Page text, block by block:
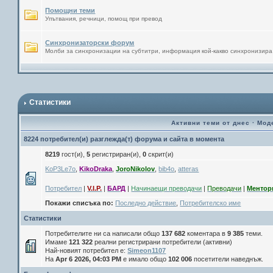
Помощни теми
Упътвания, речници, помощ при превод
Синхронизаторски форум
Молби за синхронизации на субтитри, информация кой-какво синхронизира
Статистики
Активни теми от днес ·
8224 потребител(и) разглежда(т) форума и сайта в момента
8219 гост(и),5 регистриран(и),0 скрит(и)
KoP3Le7o ,KikoDraka ,JoroNikolov ,bib4o ,atteras
Потребител |V.I.P. |БАРД | Начинаещи преводачи |Преводачи |
Покажи списъка по: Последно действие Потребителско име
Статистики
Потребителите ни са написали общо137 682 коментара в9 385 теми.
Имаме121 322 реални регистрирани потребители (активни)
Най-новият потребител е:Simeon1107
НаApr 6 2026, 04:03 PM е имало общо102 006 посетители наведнъж.